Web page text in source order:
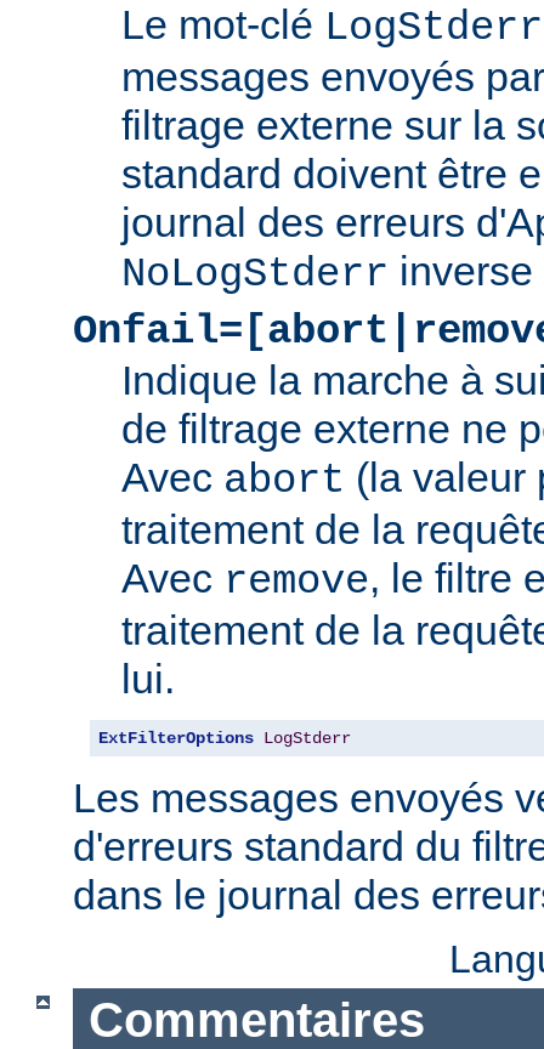
Le mot-clé LogStderr
messages envoyés
filtrage externe sur la
standard doivent être
journal des erreurs
NoLogStderr
Indique la marche à
de filtrage externe ne
Avec abort (la valeur
traitement de la
Avec remove, le filtre
traitement de la
lui.
ExtFilterOptions LogStderr
Les messages envoyés
d'erreurs standard du
dans le journal des
Commentaires